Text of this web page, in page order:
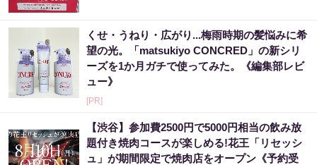
くせ・うねり・広がり...梅雨時期の髪悩みに希
望の光。「matsukiyo CONCRED」の新シリ
ーズを1か月ガチで使ってみた。《編集部レビ
ュー》
[PR]
【渋谷】参加費2500円で5000円相当の飲み放
題付き焼肉コースが楽しめる!花王「リセッシ
ュ」が期間限定で焼肉店をオープン《予約受